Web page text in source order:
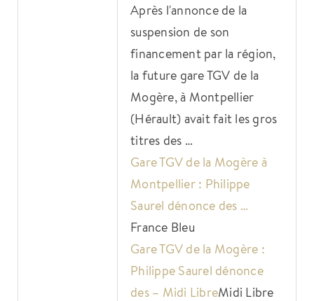
Après l'annonce de la
suspension de son
financement par la région,
la future gare TGV de la
Mogère, à Montpellier
(Hérault) avait fait les gros
titres des …
Gare TGV de la Mogère à
Montpellier : Philippe
Saurel dénonce des …
France Bleu
Gare TGV de la Mogère :
Philippe Saurel dénonce
des – Midi LibreMidi Libre